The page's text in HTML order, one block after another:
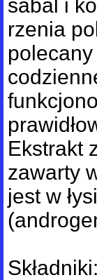
sabal i
rzenia
Ekstrakt
zawarty
jest w
Składniki: